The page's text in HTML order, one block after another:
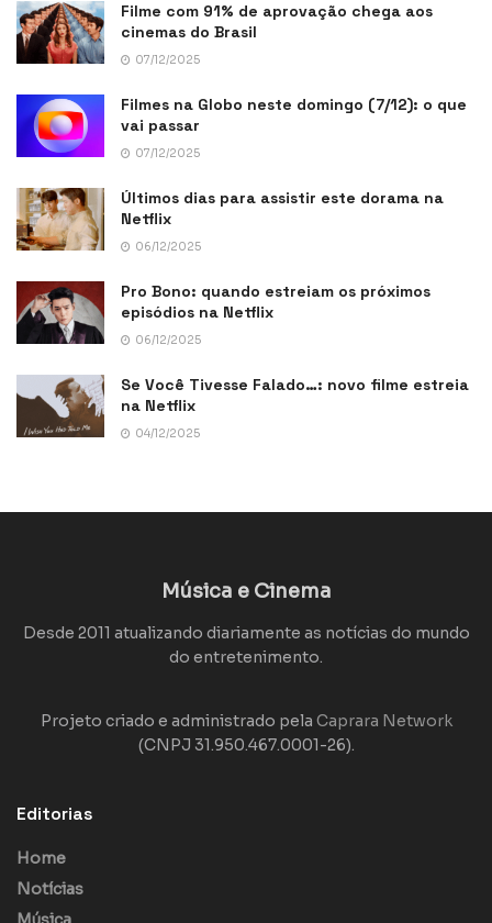
Filme com 91% de aprovação chega aos
cinemas do Brasil
07/12/2025
Filmes na Globo neste domingo (7/12): o que
vai passar
07/12/2025
Últimos dias para assistir este dorama na
Netflix
06/12/2025
Pro Bono: quando estreiam os próximos
episódios na Netflix
06/12/2025
Se Você Tivesse Falado…: novo filme estreia
na Netflix
04/12/2025
Música e Cinema
Desde 2011 atualizando diariamente as notícias do mundo
do entretenimento.
Projeto criado e administrado pela Caprara Network
(CNPJ 31.950.467.0001-26).
Editorias
Home
Notícias